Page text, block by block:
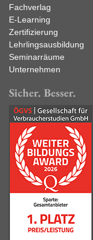
Fachverlag
E-Learning
Zertifizierung
Lehrlingsausbildung
Seminarräume
Unternehmen
Sicher. Besser.